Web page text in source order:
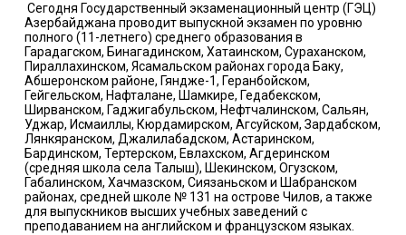
Сегодня Государственный экзаменационный центр (ГЭЦ)
Азербайджана проводит выпускной экзамен по уровню
полного (11-летнего) среднего образования в
Гарадагском, Бинагадинском, Хатаинском, Сураханском,
Пираллахинском, Ясамальском районах города Баку,
Абшеронском районе, Гяндже-1, Геранбойском,
Гейгельском, Нафталане, Шамкире, Гедабекском,
Ширванском, Гаджигабульском, Нефтчалинском, Сальян,
Уджар, Исмаиллы, Кюрдамирском, Агсуйском, Зардабском,
Лянкяранском, Джалилабадском, Астаринском,
Бардинском, Тертерском, Евлахском, Агдеринском
(средняя школа села Талыш), Шекинском, Огузском,
Габалинском, Хачмазском, Сиязаньском и Шабранском
районах, средней школе № 131 на острове Чилов, а также
для выпускников высших учебных заведений с
преподаванием на английском и французском языках.